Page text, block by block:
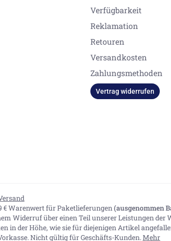
Verfügbarkeit
Reklamation
Retouren
Versandkosten
Zahlungsmethoden
Vertrag widerrufen
€ Warenwert für Paketlieferungen(ausgenommen
Widerruf über einen Teil unserer Leistungen der
in der Höhe, wie sie für diejenigen Artikel
Nicht gültig für Geschäfts-Kunden.Mehr